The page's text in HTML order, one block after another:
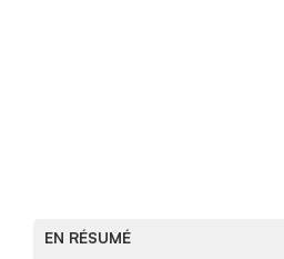
EN RÉSUMÉ